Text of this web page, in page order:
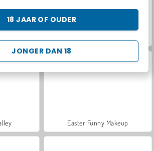
JONGER DAN 18
18 JAAR OF OUDER
Easter Funny Makeup